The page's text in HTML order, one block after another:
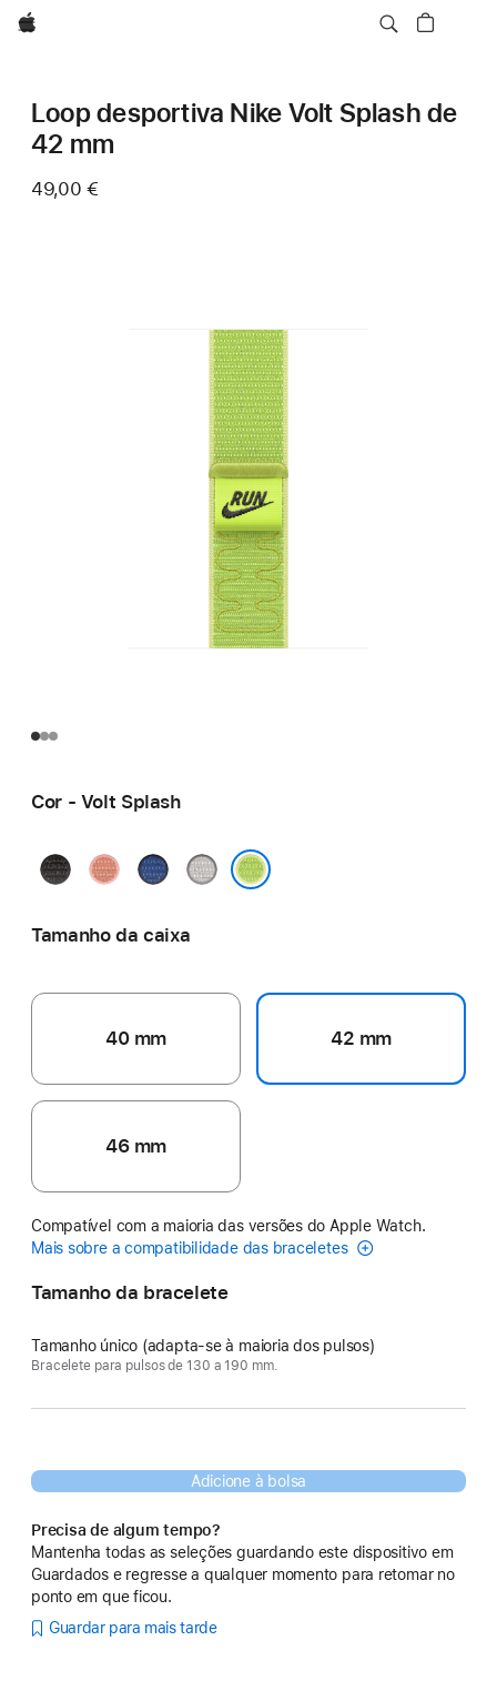
Apple
Loop desportiva Nike Volt Splash de
42 mm
49,00 €
Cor - Volt Splash
Preto
Rosa
Blue
Cinzento
Tamanho da caixa
40 mm 42 mm
46 mm
Compatível com a maioria das versões do Apple Watch.
Mais sobre a compatibilidade das braceletes
Tamanho da bracelete
Tamanho único (adapta-se à maioria dos pulsos)
Bracelete para pulsos de 130 a 190 mm.
Adicione à bolsa
Precisa de algum tempo?
Mantenha todas as seleções guardando este dispositivo em
Guardados e regresse a qualquer momento para retomar no
ponto em que ficou.
Guardar para mais tarde